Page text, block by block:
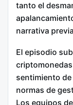
tanto el
narrativa
El episodio
sentimiento
normas de
Los equipos